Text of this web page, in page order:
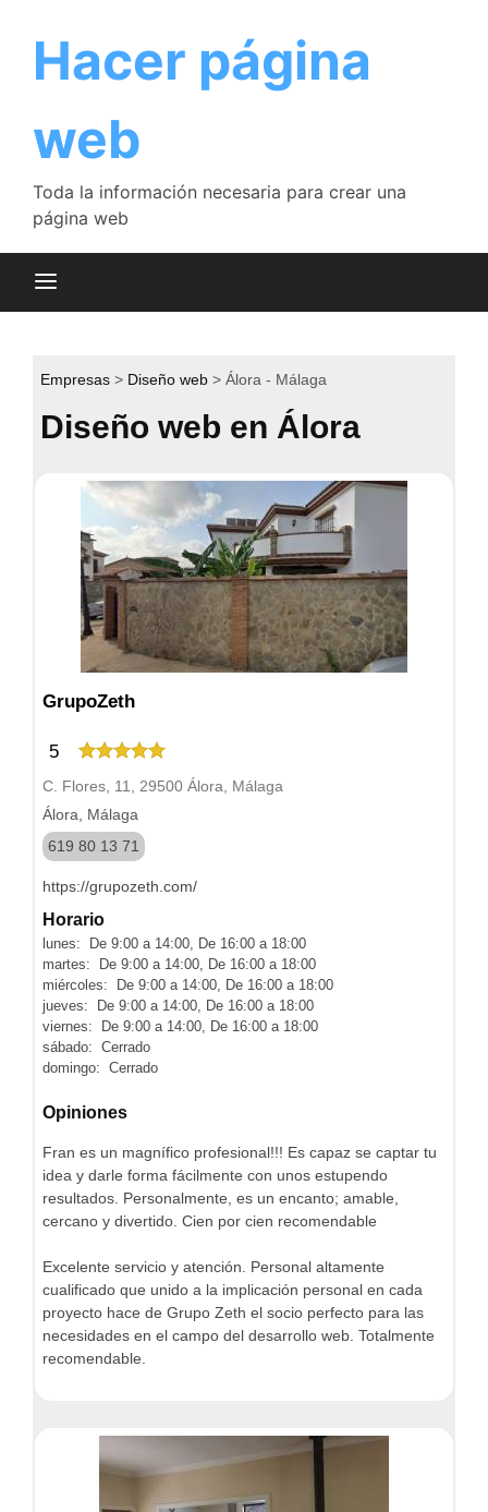
contenido
Hacer página
web
Toda la información necesaria para crear una
página web
Empresas Diseño web Álora - Málaga
Diseño web en Álora
GrupoZeth
5
C. Flores, 11, 29500 Álora, Málaga
Álora, Málaga
619 80 13 71
https://grupozeth.com/
Horario
lunes: De 9:00 a 14:00, De 16:00 a 18:00
martes: De 9:00 a 14:00, De 16:00 a 18:00
miércoles: De 9:00 a 14:00, De 16:00 a 18:00
jueves: De 9:00 a 14:00, De 16:00 a 18:00
viernes: De 9:00 a 14:00, De 16:00 a 18:00
sábado: Cerrado
domingo: Cerrado
Opiniones
Fran es un magnífico profesional!!! Es capaz se captar tu
idea y darle forma fácilmente con unos estupendo
resultados. Personalmente, es un encanto; amable,
cercano y divertido. Cien por cien recomendable
Excelente servicio y atención. Personal altamente
cualificado que unido a la implicación personal en cada
proyecto hace de Grupo Zeth el socio perfecto para las
necesidades en el campo del desarrollo web. Totalmente
recomendable.